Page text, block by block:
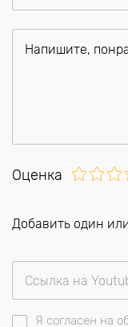
Оценка
Добавить один
Я согласен на